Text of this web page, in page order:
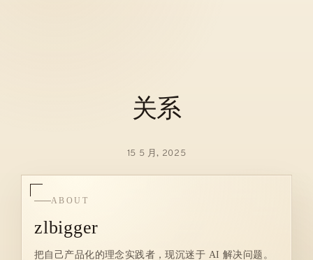
关系
15 5 月, 2025
ABOUT
zlbigger
把自己产品化的理念实践者，现沉迷于 AI 解决问题。